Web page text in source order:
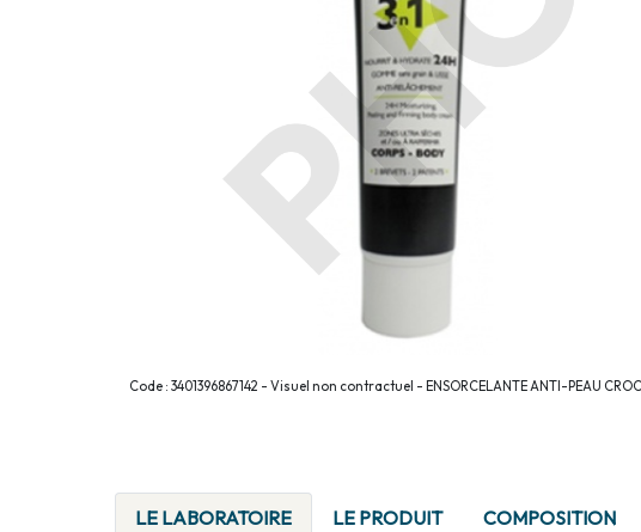
Code : 3401396867142 - Visuel non contractuel - ENSORCELANTE ANTI-PEAU
LE LABORATOIRE LE PRODUIT COMPOSITION